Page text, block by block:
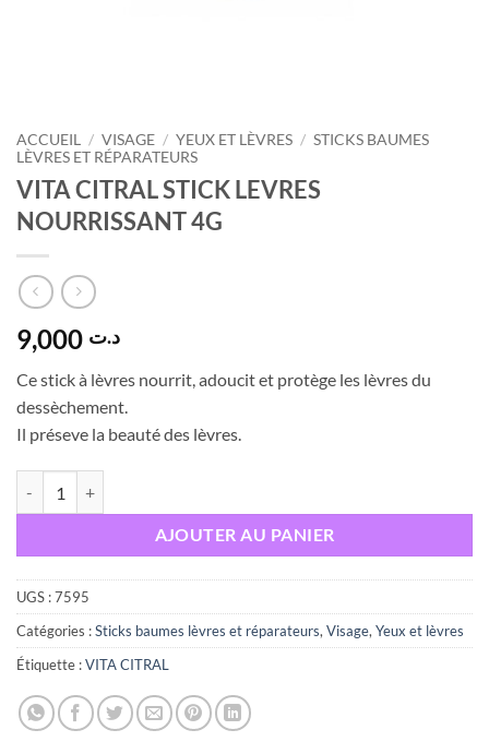
ACCUEIL / VISAGE / YEUX ET LÈVRES / STICKS BAUMES
LÈVRES ET RÉPARATEURS
VITA CITRAL STICK LEVRES
NOURRISSANT 4G
د.ت
Ce stick à lèvres nourrit, adoucit et protège les lèvres du
dessèchement.
Il préseve la beauté des lèvres.
AJOUTER AU PANIER
UGS :7595
Catégories :Sticks baumes lèvres et réparateurs, Visage, Yeux et lèvres
Étiquette :VITA CITRAL